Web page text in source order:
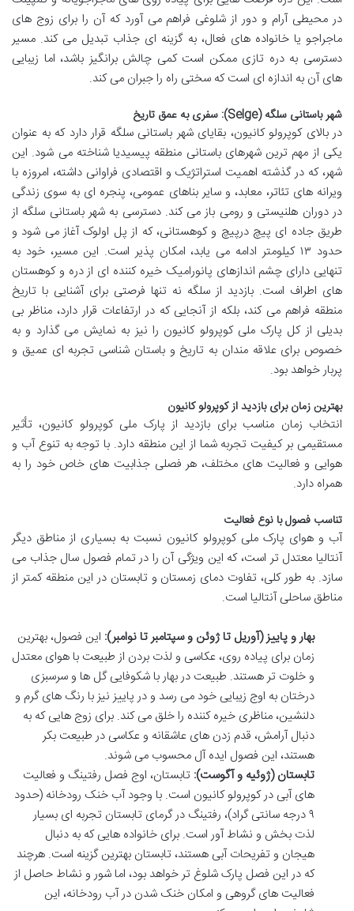
در محیطی آرام و دور از شلوغی فراهم می آورد که آن را برای زوج های
ماجراجو یا خانواده های فعال، به گزینه ای جذاب تبدیل می کند. مسیر
دسترسی به دره تازی ممکن است کمی چالش برانگیز باشد، اما زیبایی
های آن به اندازه ای است که سختی راه را جبران می کند.
شهر باستانی سلگه (Selge): سفری به عمق تاریخ
در بالای کوپرولو کانیون، بقایای شهر باستانی سلگه قرار دارد که به عنوان
یکی از مهم ترین شهرهای باستانی منطقه پیسیدیا شناخته می شود. این
شهر، که در گذشته اهمیت استراتژیک و اقتصادی فراوانی داشته، امروزه با
ویرانه های تئاتر، معابد، و سایر بناهای عمومی، پنجره ای به سوی زندگی
در دوران هلنیستی و رومی باز می کند. دسترسی به شهر باستانی سلگه از
طریق جاده ای پیچ درپیچ و کوهستانی، که از پل اولوک آغاز می شود و
حدود ۱۳ کیلومتر ادامه می یابد، امکان پذیر است. این مسیر، خود به
تنهایی دارای چشم اندازهای پانورامیک خیره کننده ای از دره و کوهستان
های اطراف است. بازدید از سلگه نه تنها فرصتی برای آشنایی با تاریخ
منطقه فراهم می کند، بلکه از آنجایی که در ارتفاعات قرار دارد، مناظر بی
بدیلی از کل پارک ملی کوپرولو کانیون را نیز به نمایش می گذارد و به
خصوص برای علاقه مندان به تاریخ و باستان شناسی تجربه ای عمیق و
پربار خواهد بود.
بهترین زمان برای بازدید از کوپرولو کانیون
انتخاب زمان مناسب برای بازدید از پارک ملی کوپرولو کانیون، تأثیر
مستقیمی بر کیفیت تجربه شما از این منطقه دارد. با توجه به تنوع آب و
هوایی و فعالیت های مختلف، هر فصلی جذابیت های خاص خود را به
همراه دارد.
تناسب فصول با نوع فعالیت
آب و هوای پارک ملی کوپرولو کانیون نسبت به بسیاری از مناطق دیگر
آنتالیا معتدل تر است، که این ویژگی آن را در تمام فصول سال جذاب می
سازد. به طور کلی، تفاوت دمای زمستان و تابستان در این منطقه کمتر از
مناطق ساحلی آنتالیا است.
بهار و پاییز (آوریل تا ژوئن و سپتامبر تا نوامبر): این فصول، بهترین
زمان برای پیاده روی، عکاسی و لذت بردن از طبیعت با هوای معتدل
و خلوت تر هستند. طبیعت در بهار با شکوفایی گل ها و سرسبزی
درختان به اوج زیبایی خود می رسد و در پاییز نیز با رنگ های گرم و
دلنشین، مناظری خیره کننده را خلق می کند. برای زوج هایی که به
دنبال آرامش، قدم زدن های عاشقانه و عکاسی در طبیعت بکر
هستند، این فصول ایده آل محسوب می شوند.
تابستان (ژوئیه و آگوست): تابستان، اوج فصل رفتینگ و فعالیت
های آبی در کوپرولو کانیون است. با وجود آب خنک رودخانه (حدود
۹ درجه سانتی گراد)، رفتینگ در گرمای تابستان تجربه ای بسیار
لذت بخش و نشاط آور است. برای خانواده هایی که به دنبال
هیجان و تفریحات آبی هستند، تابستان بهترین گزینه است. هرچند
که در این فصل پارک شلوغ تر خواهد بود، اما شور و نشاط حاصل از
فعالیت های گروهی و امکان خنک شدن در آب رودخانه، این